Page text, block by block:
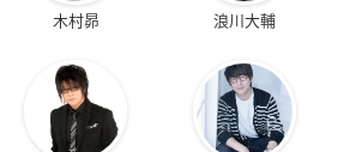
木村昴 浪川大輔